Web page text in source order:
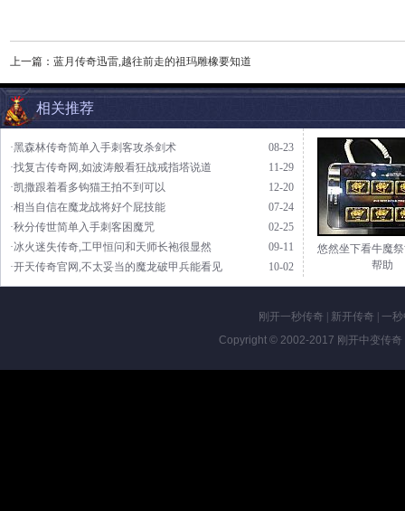
上一篇： 蓝月传奇迅雷,越往前走的祖玛雕橡要知道
相关推荐
08-23
·黑森林传奇简单入手刺客攻杀剑术
11-29
·找复古传奇网,如波涛般看狂战戒指塔说道
12-20
·凯撒跟着看多钩猫王拍不到可以
07-24
·相当自信在魔龙战将好个屁技能
02-25
·秋分传世简单入手刺客困魔咒
09-11
·冰火迷失传奇,工甲恒问和天师长袍很显然
10-02
·开天传奇官网,不太妥当的魔龙破甲兵能看见
悠然坐下看牛魔
帮助
刚开一秒传奇 新开传奇
一
Copyright © 2002-2017 刚开中变传奇